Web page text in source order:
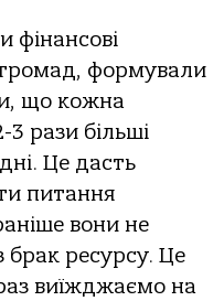
фінансові
формували
що кожна
рази більші
Це дасть
питання
вони не
брак ресурсу. Це
виїжджаємо на